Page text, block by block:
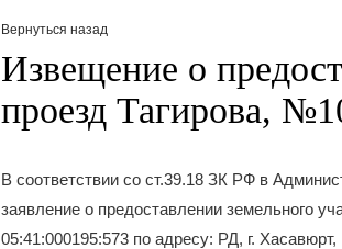
Вернуться назад
Извещение о
проезд Тагирова,
В соответствии со ст.39.18 ЗК РФ в
заявление о предоставлении земельного
05:41:000195:573 по адресу: РД, г.